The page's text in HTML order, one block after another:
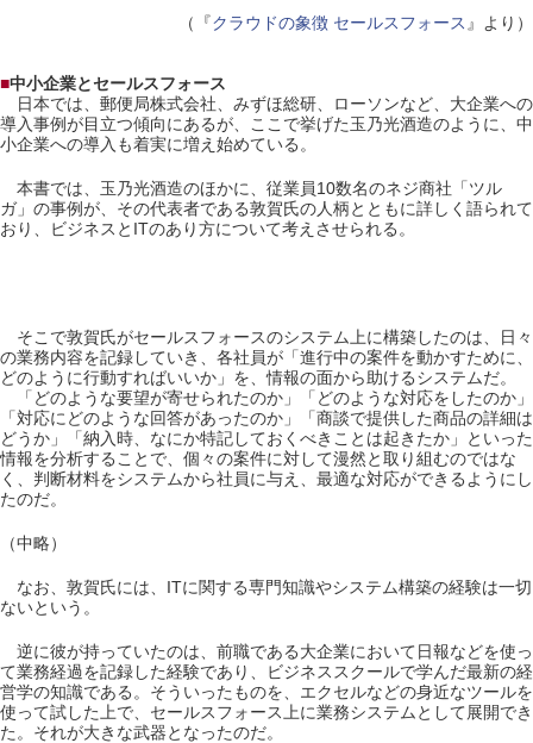
（『クラウドの象徴 セールスフォース 』より）
■中小企業とセールスフォース
日本では、郵便局株式会社、みずほ総研、ローソンなど、大企業への
導入事例が目立つ傾向にあるが、ここで挙げた玉乃光酒造のように、中
小企業への導入も着実に増え始めている。
本書では、玉乃光酒造のほかに、従業員10数名のネジ商社「ツル
ガ」の事例が、その代表者である敦賀氏の人柄とともに詳しく語られて
おり、ビジネスとITのあり方について考えさせられる。
そこで敦賀氏がセールスフォースのシステム上に構築したのは、日々
の業務内容を記録していき、各社員が「進行中の案件を動かすために、
どのように行動すればいいか」を、情報の面から助けるシステムだ。
「どのような要望が寄せられたのか」「どのような対応をしたのか」
「対応にどのような回答があったのか」「商談で提供した商品の詳細は
どうか」「納入時、なにか特記しておくべきことは起きたか」といった
情報を分析することで、個々の案件に対して漫然と取り組むのではな
く、判断材料をシステムから社員に与え、最適な対応ができるようにし
たのだ。
（中略）
なお、敦賀氏には、ITに関する専門知識やシステム構築の経験は一切
ないという。
逆に彼が持っていたのは、前職である大企業において日報などを使っ
て業務経過を記録した経験であり、ビジネススクールで学んだ最新の経
営学の知識である。そういったものを、エクセルなどの身近なツールを
使って試した上で、セールスフォース上に業務システムとして展開でき
た。それが大きな武器となったのだ。